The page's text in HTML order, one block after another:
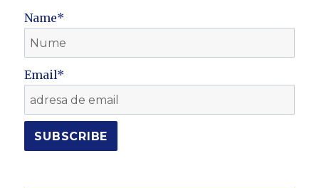
Name*
Email*